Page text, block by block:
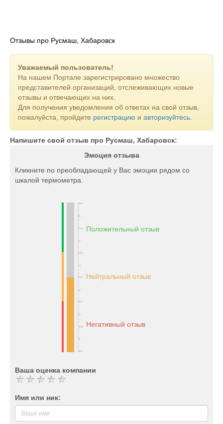
Отзывы про Русмаш, Хабаровск
Уважаемый пользователь!
На нашем Портале зарегистрировано множество
представителей организаций, отслеживающих новые
отзывы и отвечающих на них.
Для получения уведомления об ответах на свой отзыв,
пожалуйста, пройдите регистрацию и авторизуйтесь
Напишите свой отзыв про Русмаш, Хабаровск:
Эмоция отзыва
Кликните по преобладающей у Вас эмоции рядом со
шкалой термометра.
Положительный отзыв
Нейтральный отзыв
Негативный отзыв
Ваша оценка компании
Имя или ник: